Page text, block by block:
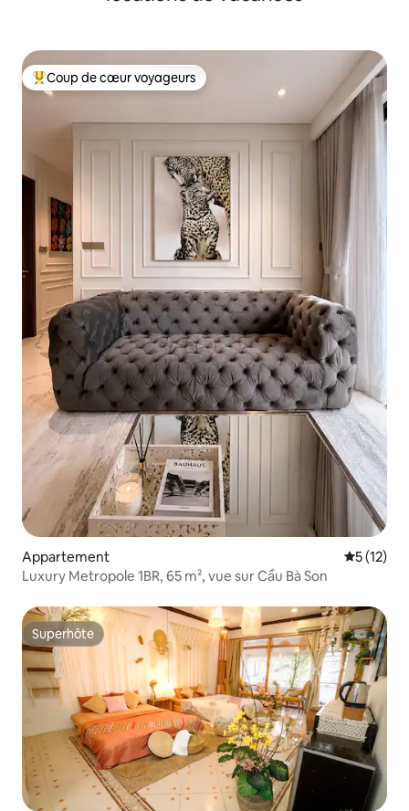
Coups de cœur voyageurs les plus appréciés
Coup de cœur voyageurs
Appartement
5 (12)
Luxury Metropole 1BR, 65 m², vue sur Cầu Bà Son
Superhôte
Superhôte